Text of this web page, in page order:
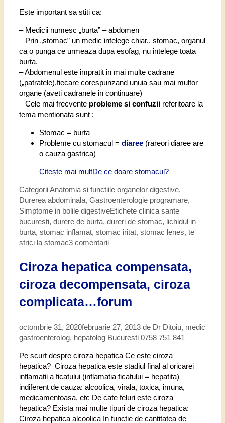
Este important sa stiti ca:
– Medicii numesc „burta” – abdomen
– Prin „stomac” un medic intelege chiar.. stomac, organul
ca o punga ce urmeaza dupa esofag, nu intelege toata
burta.
– Abdomenul este impratit in mai multe cadrane
(„patratele),fiecare corespunzand unuia sau mai multor
organe (aveti cadranele in continuare)
– Cele mai frecvente probleme si confuzii referitoare la
tema mentionata sunt :
Stomac = burta
Probleme cu stomacul = diaree (rareori diaree are
o cauza gastrica)
Citește mai multDe ce doare stomacul?
CategoriiAnatomia si functiile organelor digestive,
Durerea abdominala, Gastroenterologie programare,
Simptome in bolile digestiveEtichete clinica sante
bucuresti, durere de burta, dureri de stomac, lichidul in
burta, stomac inflamat, stomac iritat, stomac lenes, te
strici la stomac3 comentarii
Ciroza hepatica compensata,
ciroza decompensata, ciroza
complicata…forum
octombrie 31, 2020februarie 27, 2013 de Dr Ditoiu, medic
gastroenterolog, hepatolog Bucuresti 0758 751 841
Pe scurt despre ciroza hepatica Ce este ciroza
hepatica? Ciroza hepatica este stadiul final al oricarei
inflamatii a ficatului (inflamatia ficatului = hepatita)
indiferent de cauza: alcoolica, virala, toxica, imuna,
medicamentoasa, etc De cate feluri este ciroza
hepatica? Exista mai multe tipuri de ciroza hepatica:
Ciroza hepatica alcoolica In functie de cantitatea de